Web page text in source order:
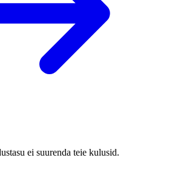
ei suurenda teie kulusid.